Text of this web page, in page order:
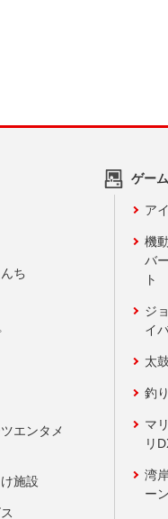
ち
エンタメ
施設
ゲー
ア
機
バ
ト
ジ
イ
太
釣
マ
リ
湾
ー